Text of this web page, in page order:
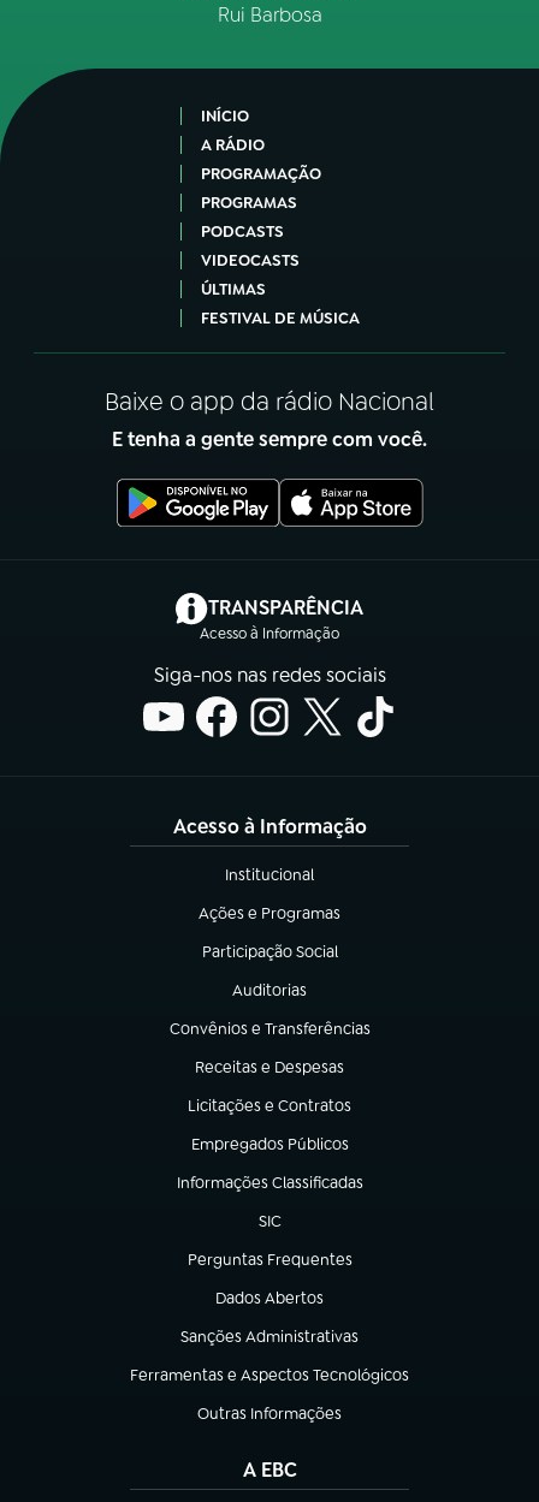
Rui Barbosa
INÍCIO
A RÁDIO
PROGRAMAÇÃO
PROGRAMAS
PODCASTS
VIDEOCASTS
ÚLTIMAS
FESTIVAL DE MÚSICA
Baixe o app da rádio Nacional
E tenha a gente sempre com você.
TRANSPARÊNCIA
Acesso à Informação
(abre em nova aba)
Siga-nos nas redes sociais
Acesso à Informação
Institucional
(abre em nova aba)
Ações e Programas
(abre em nova aba)
Participação Social
(abre em nova aba)
Auditorias
(abre em nova aba)
Convênios e Transferências
(abre em nova aba)
Receitas e Despesas
(abre em nova aba)
Licitações e Contratos
(abre em nova aba)
Empregados Públicos
(abre em nova aba)
Informações Classificadas
(abre em nova aba)
SIC
(abre em nova aba)
Perguntas Frequentes
(abre em nova aba)
Dados Abertos
(abre em nova aba)
Sanções Administrativas
(abre em nova aba)
Ferramentas e Aspectos Tecnológicos
(abre em nova aba)
Outras Informações
(abre em nova aba)
A EBC